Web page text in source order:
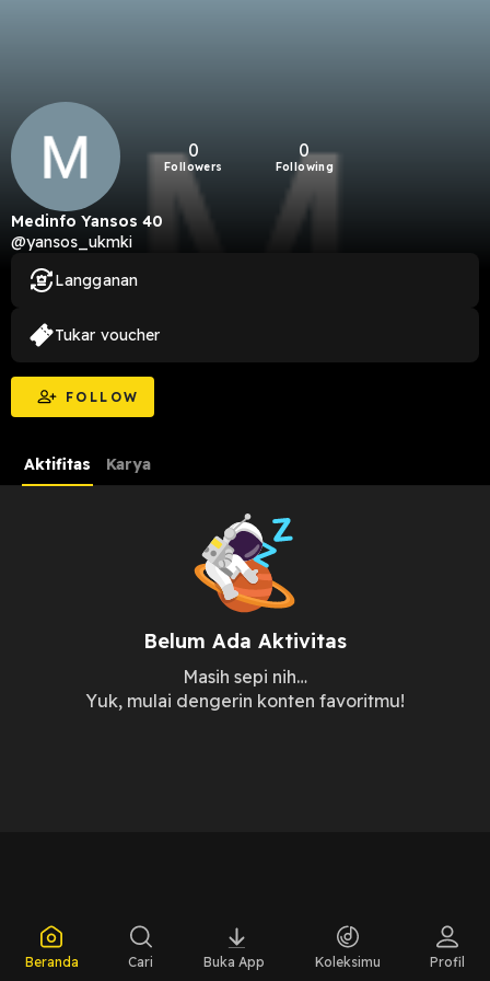
0
Followers
0
Following
Medinfo Yansos 40
@yansos_ukmki
FOLLOW
Langganan
Tukar voucher
Aktifitas Karya
Belum Ada Aktivitas
Masih sepi nih…
Yuk, mulai dengerin konten favoritmu!
Beranda Cari Buka App Koleksimu Profil